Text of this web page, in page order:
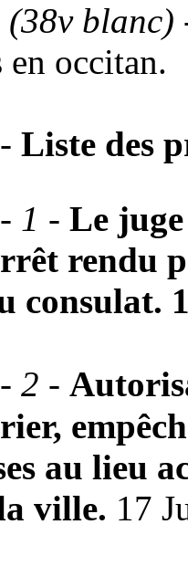
occitan.
Liste des
1 - Le
rendu
consulat.
2 -
au lieu
ville. 17